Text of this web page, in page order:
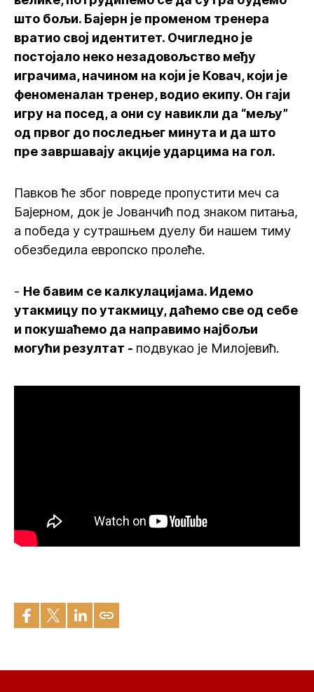
што бољи. Бајерн је променом тренера
вратио свој идентитет. Очигледно је
постојало неко незадовољство међу
играчима, начином на који је Ковач, који је
феноменалан тренер, водио екипу. Он гаји
игру на посед, а они су навикли да “мељу”
од првог до последњег минута и да што
пре завршавају акције ударцима на гол.
Павков ће због повреде пропустити меч са
Бајерном, док је Јованчић под знаком питања,
а победа у сутрашњем дуелу би нашем тиму
обезбедила европско пролеће.
- Не бавим се калкулацијама. Идемо
утакмицу по утакмицу, даћемо све од себе
и покушаћемо да направимо најбољи
могући резултат - подвукао је Милојевић.